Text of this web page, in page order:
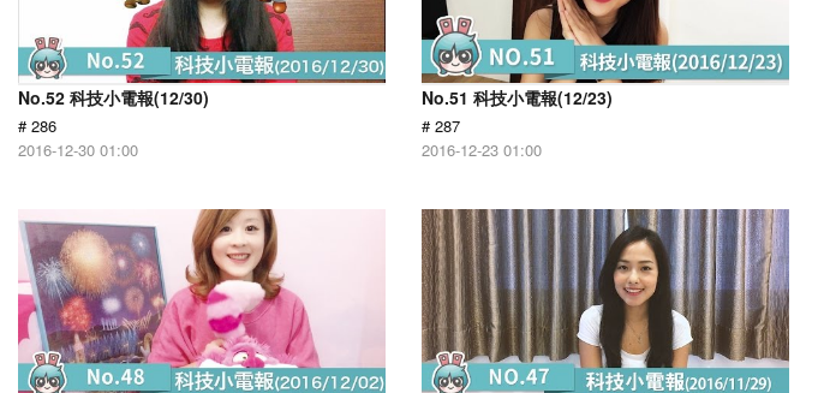
No.52 科技小電報(12/30)
# 286
2016-12-30 01:00
No.51 科技小電報(12/23)
# 287
2016-12-23 01:00